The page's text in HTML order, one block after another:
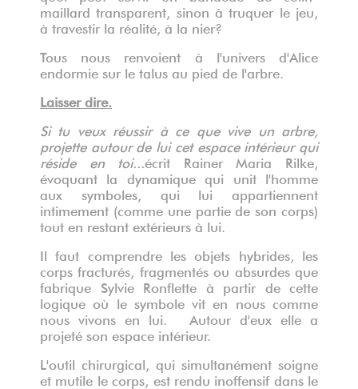
maillard transparent, sinon à truquer le jeu,
à travestir la réalité, à la nier?
Tous nous renvoient à l'univers d'Alice
endormie sur le talus au pied de l'arbre.
Laisser dire.
Si tu veux réussir à ce que vive un arbre,
projette autour de lui cet espace intérieur qui
réside en toi... écrit Rainer Maria Rilke,
évoquant la dynamique qui unit l'homme
aux symboles, qui lui appartiennent
intimement (comme une partie de son corps)
tout en restant extérieurs à lui.
Il faut comprendre les objets hybrides, les
corps fracturés, fragmentés ou absurdes que
fabrique Sylvie Ronflette à partir de cette
logique où le symbole vit en nous comme
nous vivons en lui. Autour d'eux elle a
projeté son espace intérieur.
L'outil chirurgical, qui simultanément soigne
et mutile le corps, est rendu inoffensif dans le